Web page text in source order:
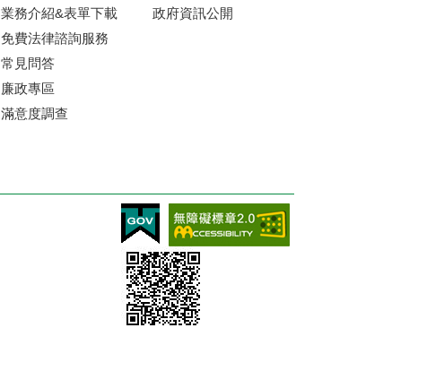
業務介紹&表單下載
免費法律諮詢服務
常見問答
廉政專區
滿意度調查
政府資訊公開